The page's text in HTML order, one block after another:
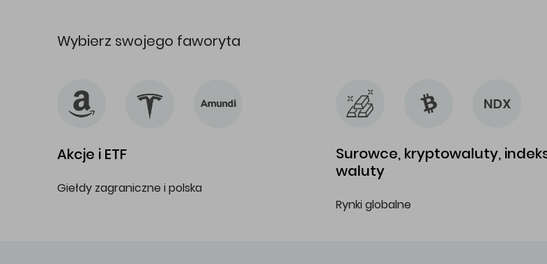
Wybierz swojego faworyta
Akcje i ETF
Giełdy zagraniczne i polska
Surowce, kryptowaluty,
waluty
Rynki globalne